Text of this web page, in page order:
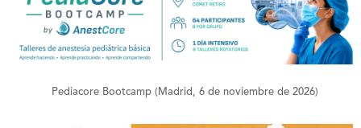
+
Pediacore Bootcamp (Madrid, 6 de noviembre de 2026)